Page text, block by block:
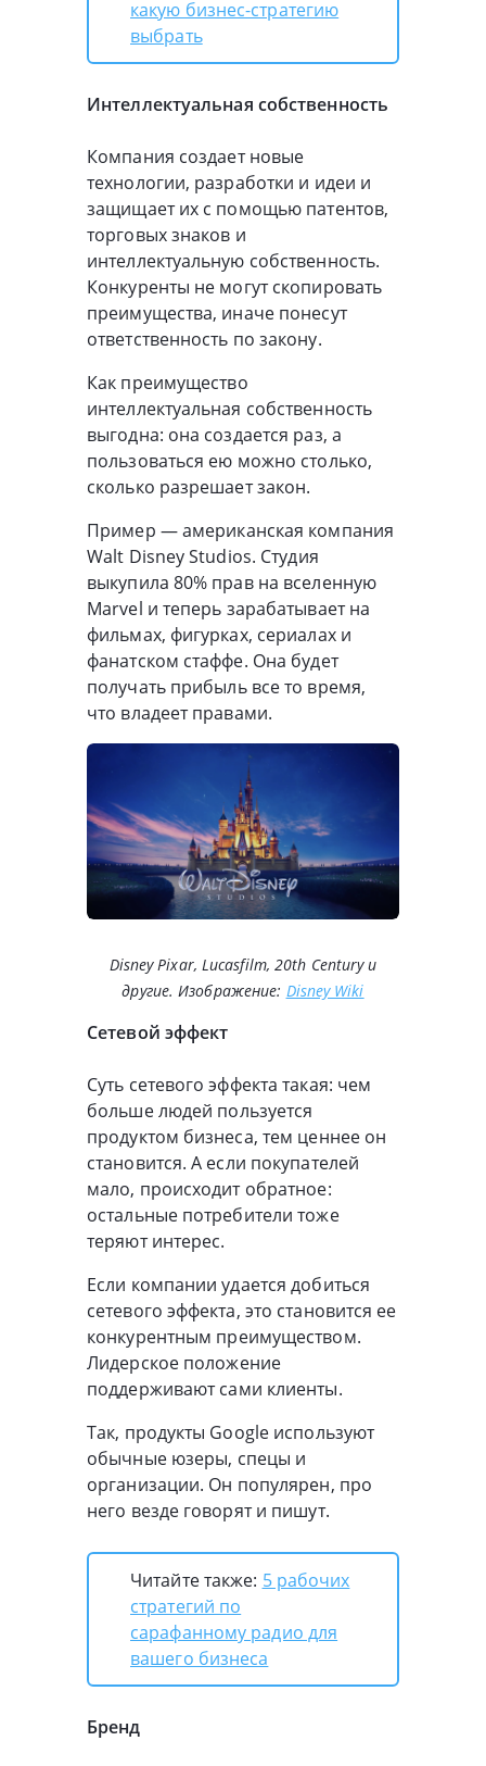
какую бизнес-стратегию
выбрать
Интеллектуальная собственность
Компания создает новые
технологии, разработки и идеи и
защищает их с помощью патентов,
торговых знаков и
интеллектуальную собственность.
Конкуренты не могут скопировать
преимущества, иначе понесут
ответственность по закону.
Как преимущество
интеллектуальная собственность
выгодна: она создается раз, а
пользоваться ею можно столько,
сколько разрешает закон.
Пример — американская компания
Walt Disney Studios. Студия
выкупила 80% прав на вселенную
Marvel и теперь зарабатывает на
фильмах, фигурках, сериалах и
фанатском стаффе. Она будет
получать прибыль все то время,
что владеет правами.
Disney Pixar, Lucasfilm, 20th Century и
другие. Изображение: Disney Wiki
Сетевой эффект
Суть сетевого эффекта такая: чем
больше людей пользуется
продуктом бизнеса, тем ценнее он
становится. А если покупателей
мало, происходит обратное:
остальные потребители тоже
теряют интерес.
Если компании удается добиться
сетевого эффекта, это становится ее
конкурентным преимуществом.
Лидерское положение
поддерживают сами клиенты.
Так, продукты Google используют
обычные юзеры, спецы и
организации. Он популярен, про
него везде говорят и пишут.
Читайте также: 5 рабочих
стратегий по
сарафанному радио для
вашего бизнеса
Бренд